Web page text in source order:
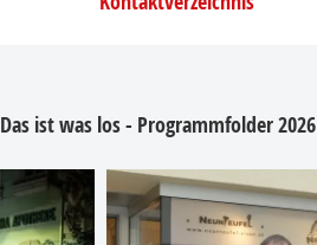
Das ist was los - Programmfolder 2026